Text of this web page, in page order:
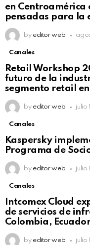
en Centroamérica
pensadas para la
by editor web
Canales
Retail Workshop
futuro de la
segmento retail
by editor web julio
Canales
Kaspersky
Programa de
by editor web julio
Canales
Intcomex Cloud
de servicios de
Colombia,
by editor web julio